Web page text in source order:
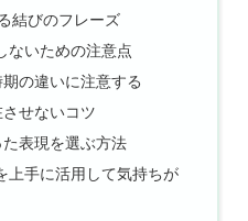
結びのフレーズ
ないための注意点
の違いに注意する
せないコツ
表現を選ぶ方法
上手に活用して気持ちが